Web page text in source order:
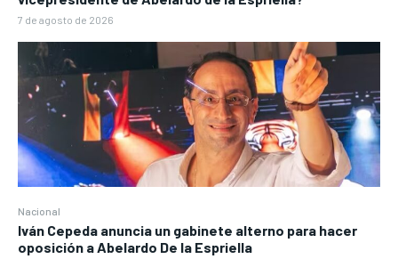
7 de agosto de 2026
Nacional
Iván Cepeda anuncia un gabinete alterno para hacer
oposición a Abelardo De la Espriella